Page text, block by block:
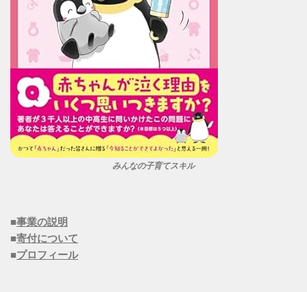
みんなの子育てスキル
■事業の説明
■寄付について
■プロフィール